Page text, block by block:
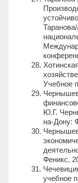
Учебное
Ю.Г.
на-Дону:
Феникс,
учебное